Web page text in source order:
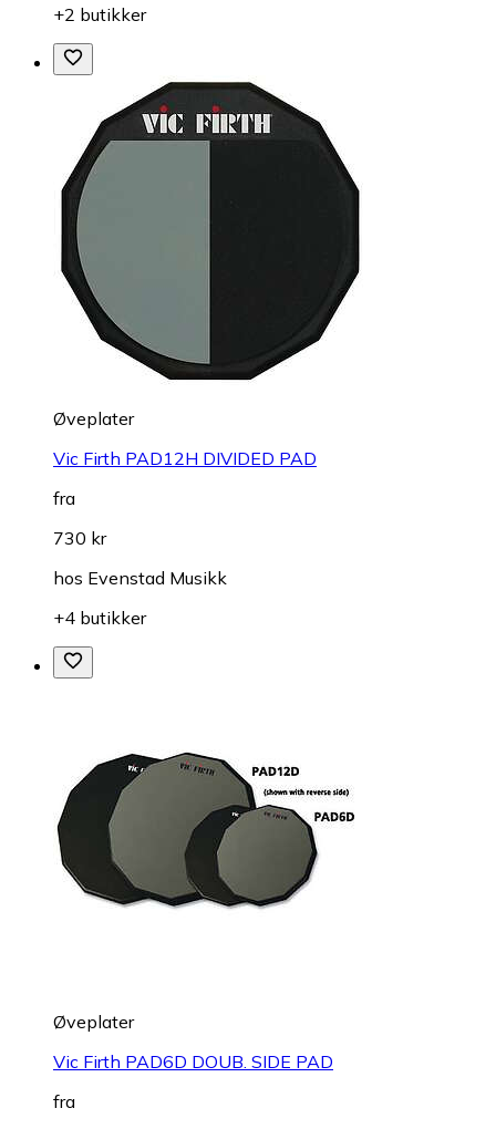
+2 butikker
Øveplater
Vic Firth PAD12H DIVIDED PAD
fra
730 kr
hos Evenstad Musikk
+4 butikker
Øveplater
Vic Firth PAD6D DOUB. SIDE PAD
fra